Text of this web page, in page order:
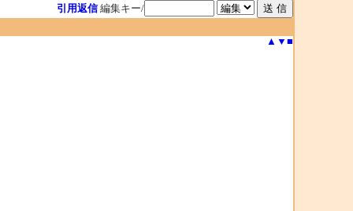
引用返信 編集キー/
▲ ▼ ■